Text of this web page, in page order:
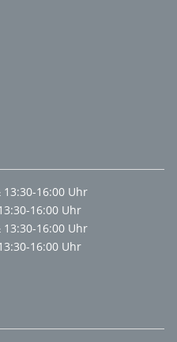
16:00 Uhr
16:00 Uhr
16:00 Uhr
16:00 Uhr